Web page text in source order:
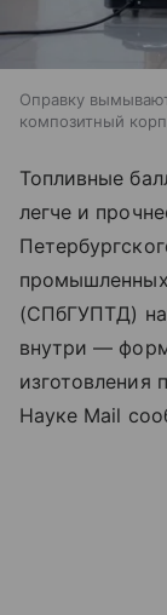
Оправку
композитный
Топливные
легче и
(СПбГУПТД)
внутри —
Науке Mail